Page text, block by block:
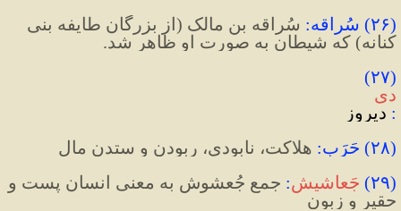
(۲۶) سُراقه:
کنانه) که شیطان به صورت او ظاهر شد.
(۲۷)
دی
: دیروز
(۲۸) حَرَب: هلاکت، نابودی، ربودن و ستدن مال
(۲۹) جَعاشیش:
حقیر و زبون